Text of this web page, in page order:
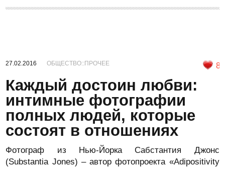
27.02.2016 ОБЩЕСТВО::ПРОЧЕЕ 8
Каждый достоин любви:
интимные фотографии
полных людей, которые
состоят в отношениях
Фотограф из Нью-Йорка Сабстантия Джонс
(Substantia Jones) – автор фотопроекта «Adipositivity